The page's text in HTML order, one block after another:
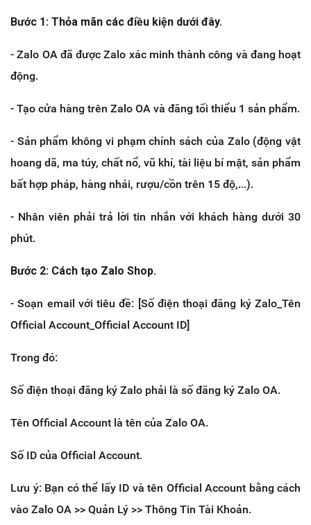
Bước 1: Thỏa mãn các điều kiện dưới đây.
- Zalo OA đã được Zalo xác minh thành công và đang hoạt
động.
- Tạo cửa hàng trên Zalo OA và đăng tối thiểu 1 sản phẩm.
- Sản phẩm không vi phạm chính sách của Zalo (động vật
hoang dã, ma túy, chất nổ, vũ khí, tài liệu bí mật, sản phẩm
bất hợp pháp, hàng nhái, rượu/cồn trên 15 độ,...).
- Nhân viên phải trả lời tin nhắn với khách hàng dưới 30
phút.
Bước 2: Cách tạo Zalo Shop.
- Soạn email với tiêu đề: [Số điện thoại đăng ký Zalo_Tên
Official Account_Official Account ID]
Trong đó:
Số điện thoại đăng ký Zalo phải là số đăng ký Zalo OA.
Tên Official Account là tên của Zalo OA.
Số ID của Official Account.
Lưu ý: Bạn có thể lấy ID và tên Official Account bằng cách
vào Zalo OA >> Quản Lý >> Thông Tin Tài Khoản.